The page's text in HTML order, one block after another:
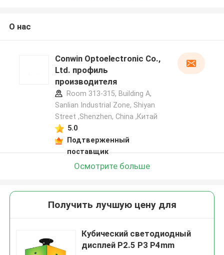
О нас
Conwin Optoelectronic Co.,
Ltd. профиль
производителя
Room 313-315, Building A,
Sanlian Industrial Zone, Shiyan
Street ,Shenzhen, China ,Китай
5.0
Подтверженный
поставщик
Осмотрите больше
Получить лучшую цену для
Кубический светодиодный
дисплей P2.5 P3 P4mm